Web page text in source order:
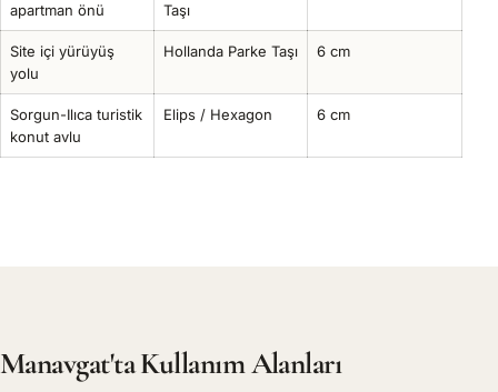
apartman önü
Taşı
Site içi yürüyüş
yolu
Hollanda Parke Taşı 6 cm
Sorgun-Ilıca turistik
konut avlu
Elips / Hexagon 6 cm
Manavgat'ta Kullanım Alanları